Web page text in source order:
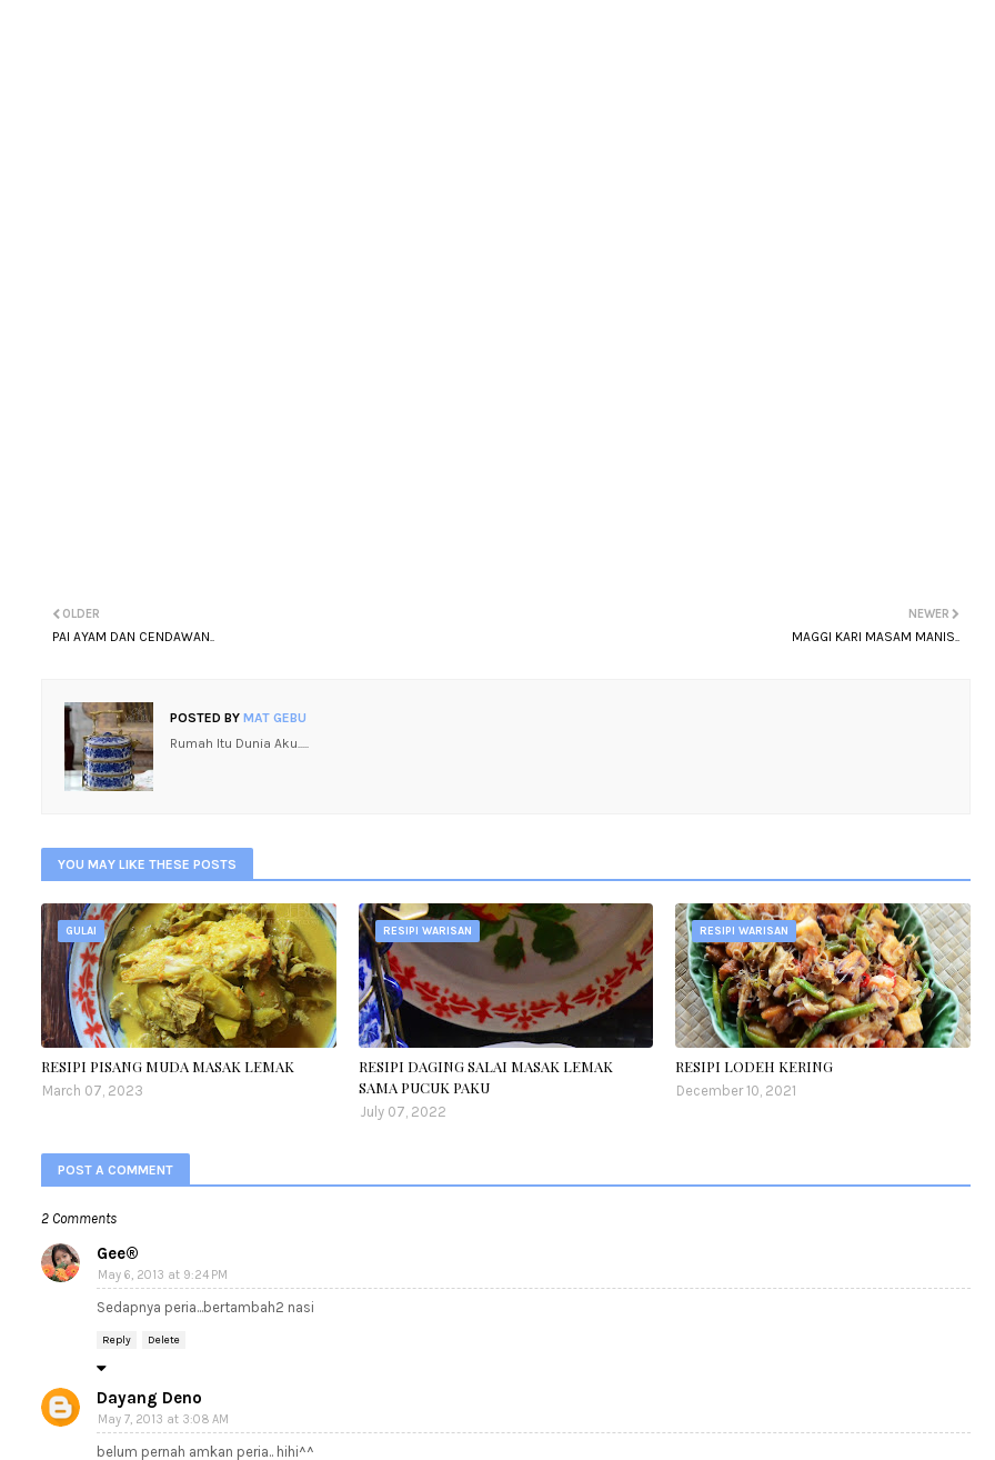
NEWER
MAGGI KARI MASAM MANIS..
OLDER
PAI AYAM DAN CENDAWAN..
POSTED BY MAT GEBU
Rumah Itu Dunia Aku.....
YOU MAY LIKE THESE POSTS
GULAI
RESIPI PISANG MUDA MASAK LEMAK
March 07, 2023
RESIPI WARISAN
RESIPI DAGING SALAI MASAK LEMAK
SAMA PUCUK PAKU
July 07, 2022
RESIPI WARISAN
RESIPI LODEH KERING
December 10, 2021
POST A COMMENT
2 Comments
Gee®
May 6, 2013 at 9:24 PM
Sedapnya peria...bertambah2 nasi
Reply Delete
Dayang Deno
May 7, 2013 at 3:08 AM
belum pernah amkan peria.. hihi^^